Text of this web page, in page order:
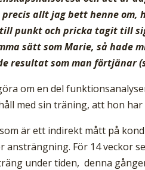
allt jag bett henne om,
punkt och pricka tagit till
sätt som Marie, så hade
resultat som man förtjänar
om en del
med sin träning, att hon
är ett indirekt mått på
För 14 veckor
under tiden, denna